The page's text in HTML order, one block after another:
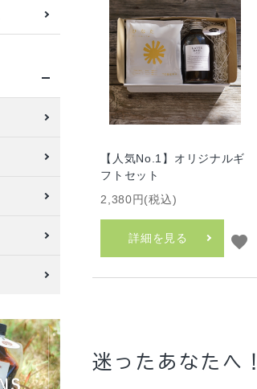
【人気No.1】オリジナルギ
フトセット
2,380円(税込)
詳細を見る favorite
迷ったあなたへ！